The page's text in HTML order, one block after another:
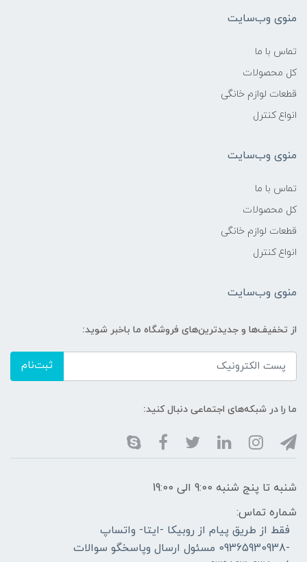
منوی وب‌سایت
تماس با ما
کل محصولات
قطعات لوازم خانگی
انواع کنترل
منوی وب‌سایت
تماس با ما
کل محصولات
قطعات لوازم خانگی
انواع کنترل
منوی وب‌سایت
از تخفیف‌ها و جدیدترین‌های فروشگاه ما باخبر شوید:
ثبت‌نام
ما را در شبکه‌های اجتماعی دنبال کنید:
شنبه تا پنج شنبه 9:00 الی 19:00
شماره تماس:
فقط از طریق پیام از روبیکا -ایتا- واتساپ
-09365930938 مسئول ارسال وپاسخگو سوالات